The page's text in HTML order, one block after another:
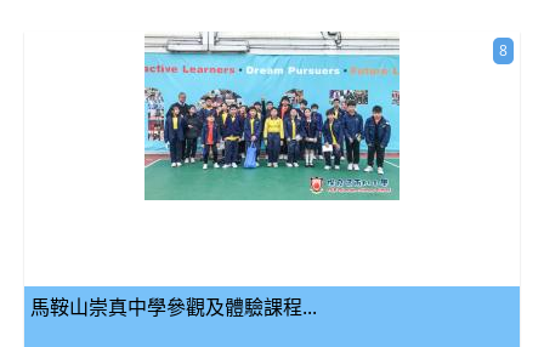
馬鞍山崇真中學參觀及體驗課程...
8